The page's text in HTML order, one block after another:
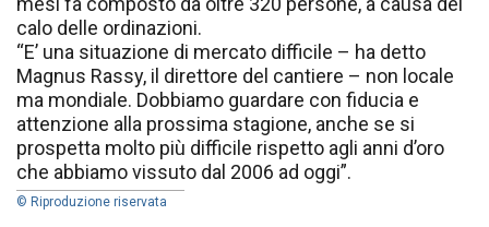
calo delle ordinazioni.
“E’ una situazione di mercato difficile – ha detto
Magnus Rassy, il direttore del cantiere – non locale
ma mondiale. Dobbiamo guardare con fiducia e
attenzione alla prossima stagione, anche se si
prospetta molto più difficile rispetto agli anni d’oro
che abbiamo vissuto dal 2006 ad oggi”.
© Riproduzione riservata